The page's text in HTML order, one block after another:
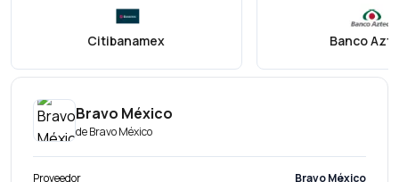
Citibanamex Banco
Bravo México
deBravo México
Proveedor
Bravo México